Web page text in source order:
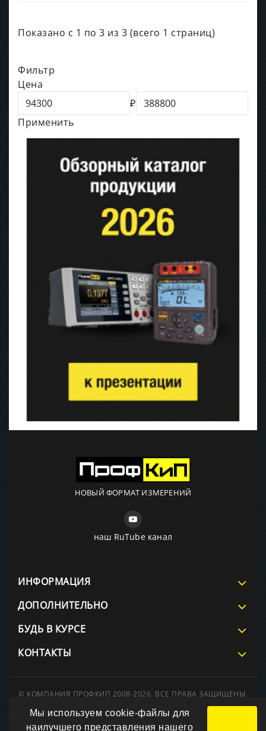
Показано с 1 по 3 из 3 (всего 1 страниц)
Фильтр
Цена
₽
Применить
НОВЫЙ ФОРМАТ ИЗМЕРЕНИЙ
наш RuTube канал
ИНФОРМАЦИЯ
ДОПОЛНИТЕЛЬНО
БУДЬ В КУРСЕ
КОНТАКТЫ
© КОМПАНИЯ ПРОФКИП 2008-2026. ВСЕ ПРАВА ЗАЩИЩЕНЫ.
При использовании материалов сайта ссылка на источник
обязательна.
Вся информация на сайте носит справочный характер и не
Мы используем cookie-файлы для
наилучшего представления нашего